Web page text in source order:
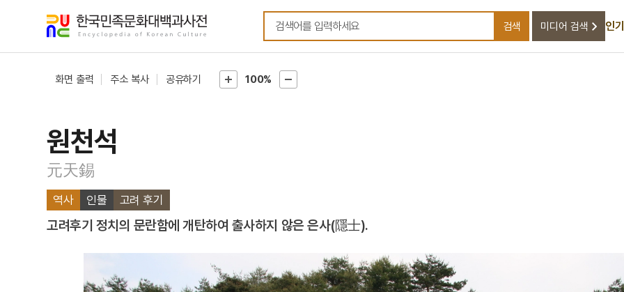
검색어를 입력하세요
검색 미디어 검색 인
화면 출력 주소 복사 공유하기 100%
원천석
元天錫
역사 인물 고려 후기
고려후기 정치의 문란함에 개탄하여 출사하지 않은 은사(隱士).